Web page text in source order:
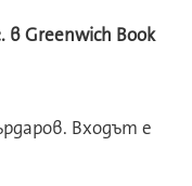
Greenwich Book
Входът е